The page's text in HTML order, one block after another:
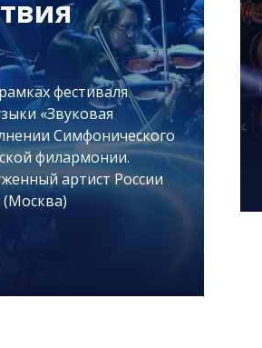
фестиваля
«Звуковая
Симфонического
филармонии.
артист России